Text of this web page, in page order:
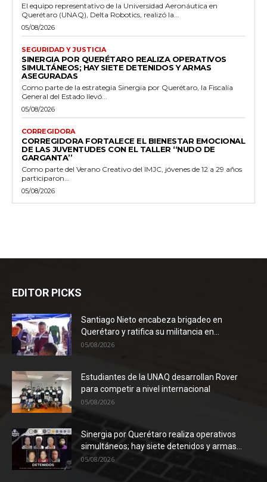
El equipo representativo de la Universidad Aeronáutica en
Querétaro (UNAQ), Delta Robotics, realizó la...
05/08/2026
SEGURIDAD Y JUSTICIA
SINERGIA POR QUERÉTARO REALIZA OPERATIVOS
SIMULTÁNEOS; HAY SIETE DETENIDOS Y ARMAS
ASEGURADAS
Como parte de la estrategia Sinergia por Querétaro, la Fiscalía
General del Estado llevó...
05/08/2026
CORREGIDORA
CORREGIDORA FORTALECE EL BIENESTAR EMOCIONAL
DE LAS JUVENTUDES CON EL TALLER ‘‘NUDO DE
GARGANTA’’
Como parte del Verano Creativo del IMJC, jóvenes de 12 a 29 años
participaron...
05/08/2026
EDITOR PICKS
Santiago Nieto encabeza brigadeo en
Querétaro y ratifica su militancia en...
05/08/2026
Estudiantes de la UNAQ desarrollan Rover
para competir a nivel internacional
05/08/2026
Sinergia por Querétaro realiza operativos
simultáneos; hay siete detenidos y armas...
05/08/2026